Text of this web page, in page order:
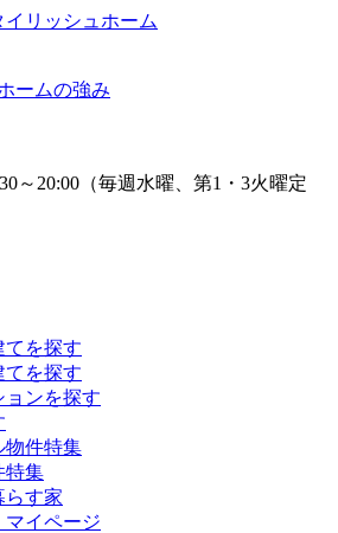
ームの強み
～20:00（毎週水曜、第1・3火曜定
てを探す
てを探す
ョンを探す
物件特集
特集
らす家
マイページ